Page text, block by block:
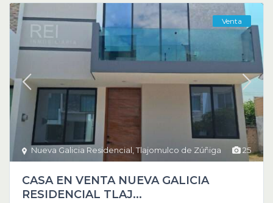
25
Nueva Galicia Residencial ,Tlajomulco de Zúñiga
Venta
CASA EN VENTA NUEVA GALICIA
RESIDENCIAL TLAJ...